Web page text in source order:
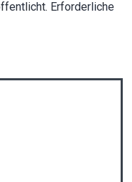
Erforderliche